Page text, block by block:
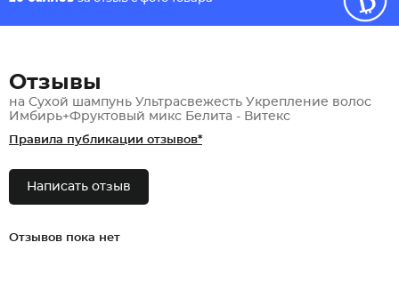
Отзывы
на Сухой шампунь Ультрасвежесть Укрепление волос
Имбирь+Фруктовый микс Белита - Витекс
Правила публикации отзывов*
Написать отзыв
Отзывов пока нет